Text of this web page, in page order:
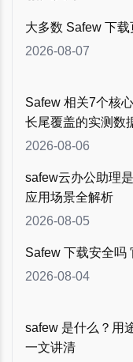
大多数 Safew 下
2026-08-07
Safew 相关7个核
长尾覆盖的实测数
2026-08-06
safew云办公助理
应用场景全解析
2026-08-05
Safew 下载安全吗
2026-08-04
safew 是什么？用
一文讲清